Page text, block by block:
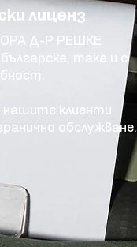
лиценз
Д-Р РЕШКЕ
така и с
нашите клиенти
обслужване.